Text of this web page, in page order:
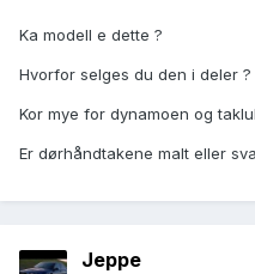
Ka modell e dette ?
Hvorfor selges du den i deler ?
Kor mye for dynamoen og
Er dørhåndtakene malt eller
Jeppe